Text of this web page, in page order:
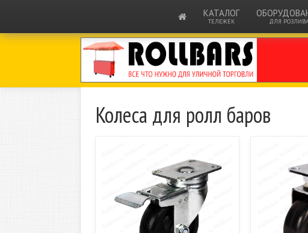
КАТАЛОГ
ТЕЛЕЖЕК ДЛЯ
Колеса для ролл баров